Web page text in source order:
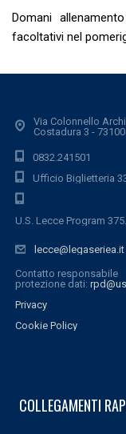
Domani
facoltativi nel
Via Colonnello
Costadura 3 -
0832.241501
Ufficio Biglietteria
U.S. Lecce Program
lecce@legaseriea.it
Contatto responsabile
protezione dati:
Privacy
Cookie Policy
COLLEGAMENTI